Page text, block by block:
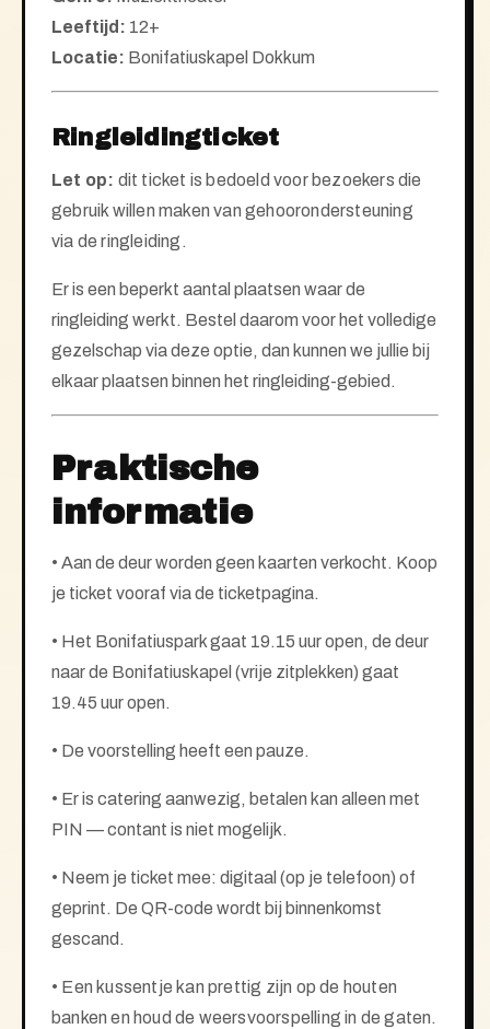
Leeftijd: 12+
Locatie: Bonifatiuskapel Dokkum
Ringleidingticket
Let op: dit ticket is bedoeld voor bezoekers die
gebruik willen maken van gehoorondersteuning
via de ringleiding.
Er is een beperkt aantal plaatsen waar de
ringleiding werkt. Bestel daarom voor het volledige
gezelschap via deze optie, dan kunnen we jullie bij
elkaar plaatsen binnen het ringleiding-gebied.
Praktische
informatie
• Aan de deur worden geen kaarten verkocht. Koop
je ticket vooraf via de ticketpagina.
• Het Bonifatiuspark gaat 19.15 uur open, de deur
naar de Bonifatiuskapel (vrije zitplekken) gaat
19.45 uur open.
• De voorstelling heeft een pauze.
• Er is catering aanwezig, betalen kan alleen met
PIN — contant is niet mogelijk.
• Neem je ticket mee: digitaal (op je telefoon) of
geprint. De QR-code wordt bij binnenkomst
gescand.
• Een kussentje kan prettig zijn op de houten
banken en houd de weersvoorspelling in de gaten.